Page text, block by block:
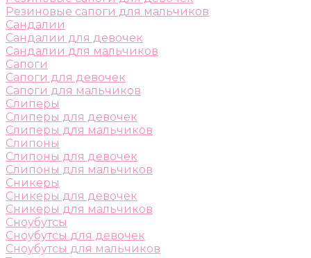
Резиновые сапоги для мальчиков
Сандалии
Сандалии для девочек
Сандалии для мальчиков
Сапоги
Сапоги для девочек
Сапоги для мальчиков
Слиперы
Слиперы для девочек
Слиперы для мальчиков
Слипоны
Слипоны для девочек
Слипоны для мальчиков
Сникеры
Сникеры для девочек
Сникеры для мальчиков
Сноубутсы
Сноубутсы для девочек
Сноубутсы для мальчиков